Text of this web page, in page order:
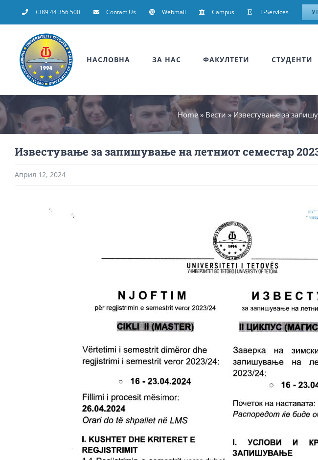
to
+389 44 356 500 Contact Us Webmail Campus E-Services
НАСЛОВНА ЗА НАС ФАКУЛТЕТИ СТУДЕНТИ
Home» Вести »Известување за
Известување за запишување на летниот семестар
Април 12, 2024